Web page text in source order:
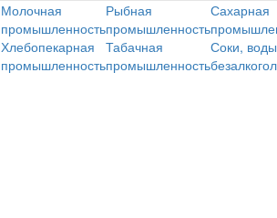
Молочная
промышленность
Рыбная
промышленность
Сахарная
Хлебопекарная
промышленность
Табачная
промышленность
Соки,